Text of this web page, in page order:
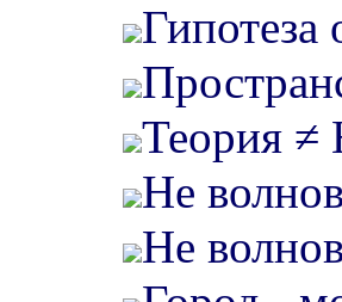
Гипотеза
Теория ≠
Не
Не